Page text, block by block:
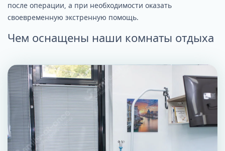
после операции, а при необходимости оказать
своевременную экстренную помощь.
Чем оснащены наши комнаты отдыха